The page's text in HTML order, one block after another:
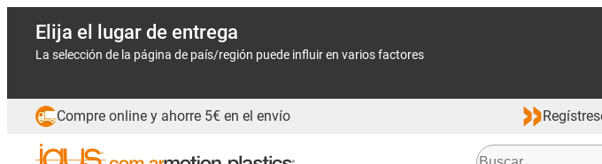
Elija el lugar de entrega
La selección de la página de país/región puede influir en varios factores
Compre online y ahorre 5€ en el envío